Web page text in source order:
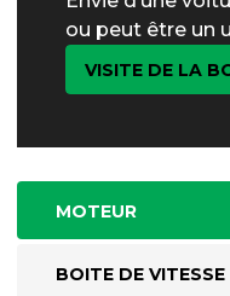
ou peut être un
VISITE DE LA
MOTEUR
BOITE DE VITESSE